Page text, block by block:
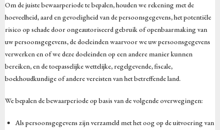
Om de juiste bewaarperiode te bepalen, houden we rekening met de
hoeveelheid, aard en gevoeligheid van de persoonsgegevens, het potentiële
risico op schade door ongeautoriseerd gebruik of openbaarmaking van
uw persoonsgegevens, de doeleinden waarvoor we uw persoonsgegevens
verwerken en of we deze doeleinden op een andere manier kunnen
bereiken, en de toepasselijke wettelijke, regelgevende, fiscale,
boekhoudkundige of andere vereisten van het betreffende land.
We bepalen de bewaarperiode op basis van de volgende overwegingen:
Als persoonsgegevens zijn verzameld met het oog op de uitvoering van